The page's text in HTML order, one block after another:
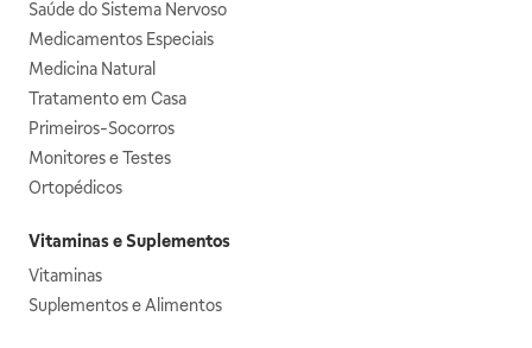
Saúde do Sistema Nervoso
Medicamentos Especiais
Medicina Natural
Tratamento em Casa
Primeiros-Socorros
Monitores e Testes
Ortopédicos
Vitaminas e Suplementos
Vitaminas
Suplementos e Alimentos